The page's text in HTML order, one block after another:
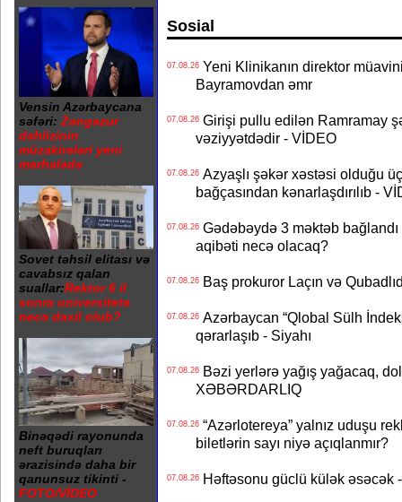
Vensin Azərbaycana
səfəri: Zəngəzur
dəhlizinin
müzakirələri yeni
mərhələdə
Sovet təhsil elitası və
cavabsız qalan
suallar:Rektor 6 il
sonra universitetə
necə daxil olub?
Binəqədi rayonunda
neft buruqları
ərazisində daha bir
qanunsuz tikinti -
FOTO/VİDEO
Sosial
07.08.26Yeni Klinikanın direktor müavini
Bayramovdan əmr
07.08.26Girişi pullu edilən Ramramay
vəziyyətdədir - VİDEO
07.08.26Azyaşlı şəkər xəstəsi olduğu
bağçasından kənarlaşdırılıb -
07.08.26Gədəbəydə 3 məktəb
aqibəti necə olacaq?
07.08.26Baş prokuror Laçın və
07.08.26Azərbaycan “Qlobal Sülh
qərarlaşıb - Siyahı
07.08.26Bəzi yerlərə yağış yağacaq,
XƏBƏRDARLIQ
07.08.26“Azərlotereya” yalnız uduşu
biletlərin sayı niyə açıqlanmır?
07.08.26Həftəsonu güclü külək əsəcək